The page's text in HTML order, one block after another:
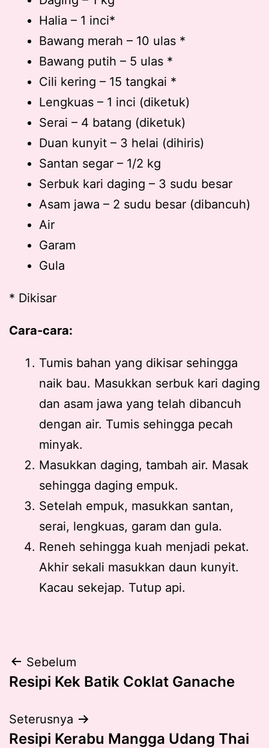
Halia – 1 inci*
Bawang merah – 10 ulas *
Bawang putih – 5 ulas *
Cili kering – 15 tangkai *
Lengkuas – 1 inci (diketuk)
Serai – 4 batang (diketuk)
Duan kunyit – 3 helai (dihiris)
Santan segar – 1/2 kg
Serbuk kari daging – 3 sudu besar
Asam jawa – 2 sudu besar (dibancuh)
Air
Garam
Gula
* Dikisar
Cara-cara:
Tumis bahan yang dikisar sehingga
naik bau. Masukkan serbuk kari daging
dan asam jawa yang telah dibancuh
dengan air. Tumis sehingga pecah
minyak.
Masukkan daging, tambah air. Masak
sehingga daging empuk.
Setelah empuk, masukkan santan,
serai, lengkuas, garam dan gula.
Reneh sehingga kuah menjadi pekat.
Akhir sekali masukkan daun kunyit.
Kacau sekejap. Tutup api.
Post
navigation
Sebelum
Resipi Kek Batik Coklat Ganache
Seterusnya
Resipi Kerabu Mangga Udang Thai